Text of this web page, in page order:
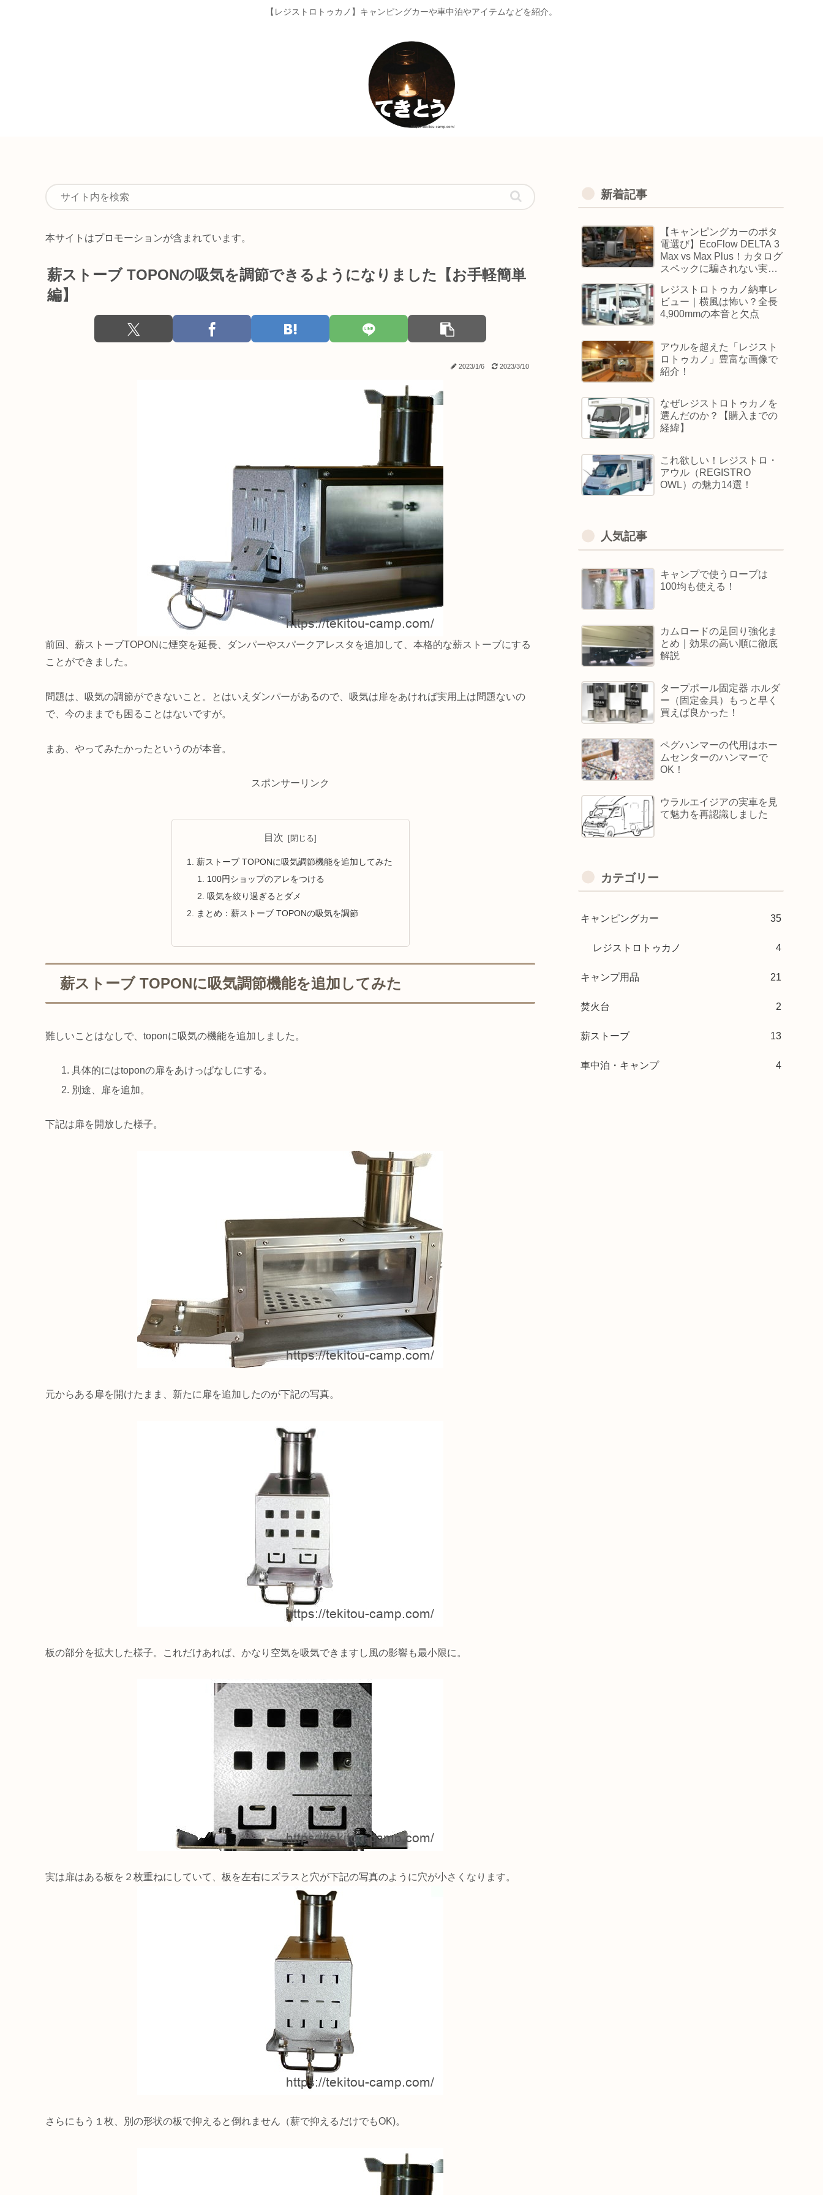
【レジストロトゥカノ】キャンピングカーや車中泊やアイテムなどを紹介。
本サイトはプロモーションが含まれています。
薪ストーブ TOPONの吸気を調節できるようになりました【お手軽簡単
編】
2023/1/6 2023/3/10
前回、薪ストーブTOPONに煙突を延長、ダンパーやスパークアレスタを追加して、本格的な薪ストーブにする
ことができました。
問題は、吸気の調節ができないこと。とはいえダンパーがあるので、吸気は扉をあければ実用上は問題ないの
で、今のままでも困ることはないですが。
まあ、やってみたかったというのが本音。
スポンサーリンク
目次
薪ストーブ TOPONに吸気調節機能を追加してみた
100円ショップのアレをつける
吸気を絞り過ぎるとダメ
まとめ：薪ストーブ TOPONの吸気を調節
薪ストーブ TOPONに吸気調節機能を追加してみた
難しいことはなしで、toponに吸気の機能を追加しました。
具体的にはtoponの扉をあけっぱなしにする。
別途、扉を追加。
下記は扉を開放した様子。
元からある扉を開けたまま、新たに扉を追加したのが下記の写真。
板の部分を拡大した様子。これだけあれば、かなり空気を吸気できますし風の影響も最小限に。
実は扉はある板を２枚重ねにしていて、板を左右にズラスと穴が下記の写真のように穴が小さくなります。
さらにもう１枚、別の形状の板で抑えると倒れません（薪で抑えるだけでもOK)。
新着記事
【キャンピングカーのポタ
電選び】EcoFlow DELTA 3
Max vs Max Plus！カタログ
スペックに騙されない実用
レジストロトゥカノ納車レ
ビュー｜横風は怖い？全長
4,900mmの本音と欠点
アウルを超えた「レジスト
ロトゥカノ」豊富な画像で
紹介！
なぜレジストロトゥカノを
選んだのか？【購入までの
経緯】
これ欲しい！レジストロ・
アウル（REGISTRO
OWL）の魅力14選！
人気記事
キャンプで使うロープは
100均も使える！
カムロードの足回り強化ま
とめ｜効果の高い順に徹底
解説
タープポール固定器 ホルダ
ー（固定金具）もっと早く
買えば良かった！
ペグハンマーの代用はホー
ムセンターのハンマーで
OK！
ウラルエイジアの実車を見
て魅力を再認識しました
カテゴリー
キャンピングカー 35
レジストロトゥカノ 4
キャンプ用品 21
焚火台 2
薪ストーブ 13
車中泊・キャンプ 4